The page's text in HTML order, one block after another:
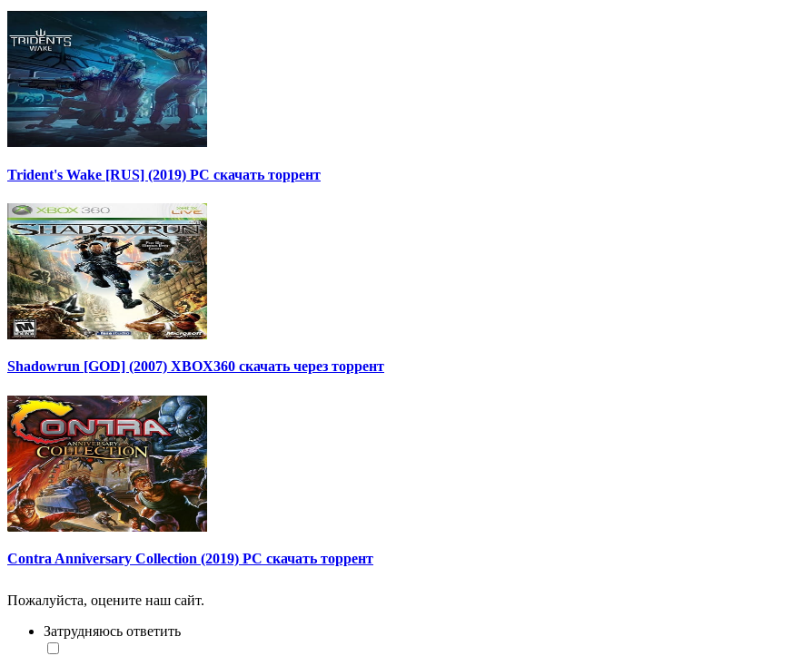
Trident's Wake [RUS] (2019) PC скачать торрент
Shadowrun [GOD] (2007) XBOX360 скачать через торрент
Contra Anniversary Collection (2019) PC скачать торрент
Пожалуйста, оцените наш сайт.
Затрудняюсь ответить